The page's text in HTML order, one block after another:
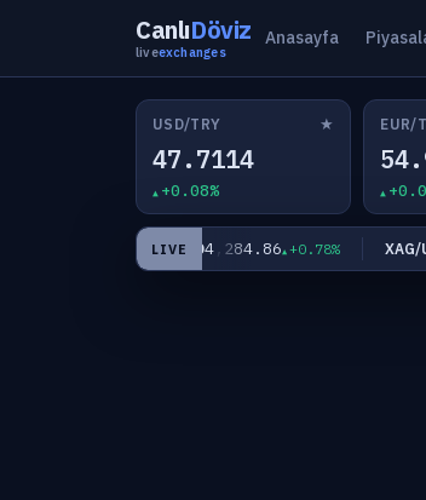
CanlıDöviz
liveexchanges
Anasayfa
USD/TRY ★
47.7114
+0.08%
EUR/
LIVE
XAU/USD4,284.86 +0.78% XAG/USD